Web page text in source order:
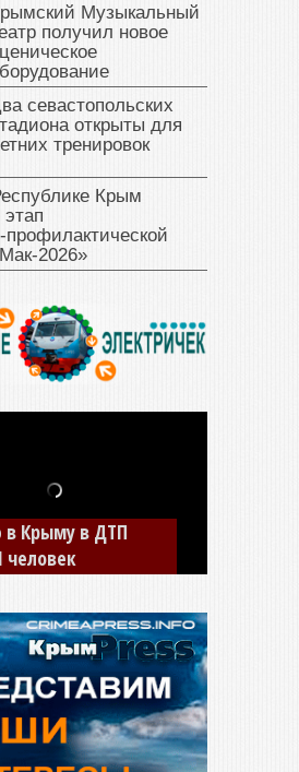
Музыкальный
получил новое
севастопольских
открыты для
тренировок
Крым
ВАЗа
на «зебре»